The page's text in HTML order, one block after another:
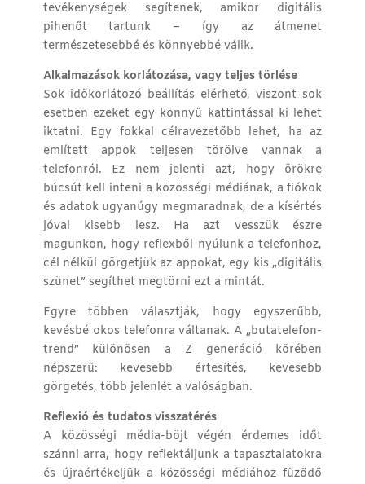
tevékenységek segítenek, amikor digitális
pihenőt tartunk – így az átmenet
természetesebbé és könnyebbé válik.
Alkalmazások korlátozása, vagy teljes törlése
Sok időkorlátozó beállítás elérhető, viszont sok
esetben ezeket egy könnyű kattintással ki lehet
iktatni. Egy fokkal célravezetőbb lehet, ha az
említett appok teljesen törölve vannak a
telefonról. Ez nem jelenti azt, hogy örökre
búcsút kell inteni a közösségi médiának, a fiókok
és adatok ugyanúgy megmaradnak, de a kísértés
jóval kisebb lesz. Ha azt vesszük észre
magunkon, hogy reflexből nyúlunk a telefonhoz,
cél nélkül görgetjük az appokat, egy kis „digitális
szünet” segíthet megtörni ezt a mintát.
Egyre többen választják, hogy egyszerűbb,
kevésbé okos telefonra váltanak. A „butatelefon-
trend” különösen a Z generáció körében
népszerű: kevesebb értesítés, kevesebb
görgetés, több jelenlét a valóságban.
Reflexió és tudatos visszatérés
A közösségi média-böjt végén érdemes időt
szánni arra, hogy reflektáljunk a tapasztalatokra
és újraértékeljük a közösségi médiához fűződő